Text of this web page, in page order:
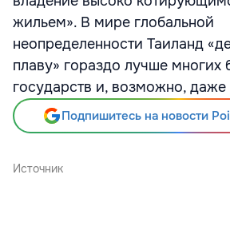
жильем». В мире глобальной
неопределенности Таиланд
плаву» гораздо лучше
государств и, возможно, даже
Подпишитесь на новости
Источник